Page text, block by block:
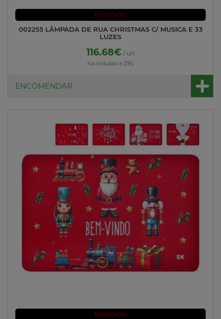
ESGOTADO
002255 LÂMPADA DE RUA CHRISTMAS C/ MUSICA E 33
LUZES
116.68€ / un
Iva incluído a 23%
ENCOMENDAR
ESGOTADO